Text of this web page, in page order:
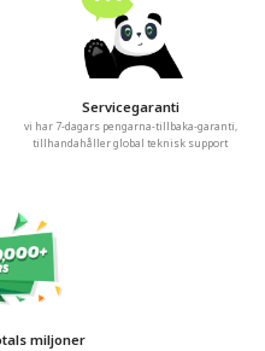
Servicegaranti
vi har 7-dagars pengarna-tillbaka-garanti,
tillhandahåller global teknisk support
miljoner